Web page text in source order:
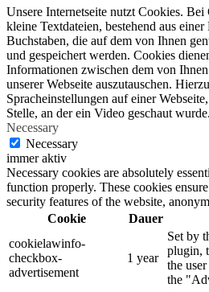
Unsere Internetseite nutzt Cookies.
kleine Textdateien, bestehend aus
Buchstaben, die auf dem von Ihnen
und gespeichert werden. Cookies
Informationen zwischen dem von
unserer Webseite auszutauschen.
Spracheinstellungen auf einer
Stelle, an der ein Video geschaut wurde.
Necessary
Necessary
immer aktiv
Necessary cookies are absolutely
function properly. These cookies
security features of the website,
Cookie
Dauer
cookielawinfo-
checkbox-
advertisement
1 year
Set by
plugin,
the
the